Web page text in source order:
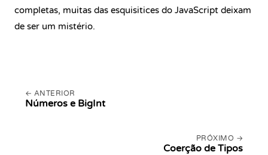
completas, muitas das esquisitices do JavaScript deixam
de ser um mistério.
ANTERIOR
Números e BigInt
PRÓXIMO
Coerção de Tipos